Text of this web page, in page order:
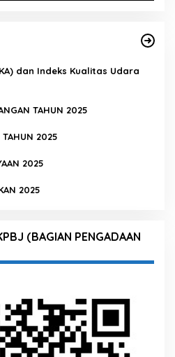
dan Indeks Kualitas Udara
TAHUN 2025
TAHUN 2025
2025
2025
(BAGIAN PENGADAAN